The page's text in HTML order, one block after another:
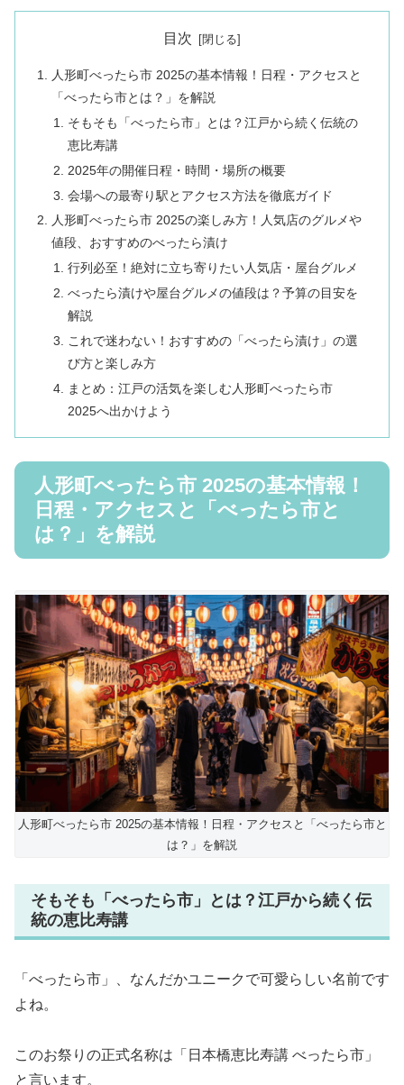
目次
人形町べったら市 2025の基本情報！日程・アクセスと
「べったら市とは？」を解説
そもそも「べったら市」とは？江戸から続く伝統の
恵比寿講
2025年の開催日程・時間・場所の概要
会場への最寄り駅とアクセス方法を徹底ガイド
人形町べったら市 2025の楽しみ方！人気店のグルメや
値段、おすすめのべったら漬け
行列必至！絶対に立ち寄りたい人気店・屋台グルメ
べったら漬けや屋台グルメの値段は？予算の目安を
解説
これで迷わない！おすすめの「べったら漬け」の選
び方と楽しみ方
まとめ：江戸の活気を楽しむ人形町べったら市
2025へ出かけよう
人形町べったら市 2025の基本情報！
日程・アクセスと「べったら市と
は？」を解説
人形町べったら市 2025の基本情報！日程・アクセスと「べったら市と
は？」を解説
そもそも「べったら市」とは？江戸から続く伝
統の恵比寿講
「べったら市」、なんだかユニークで可愛らしい名前です
よね。
このお祭りの正式名称は「日本橋恵比寿講 べったら市」
と言います。